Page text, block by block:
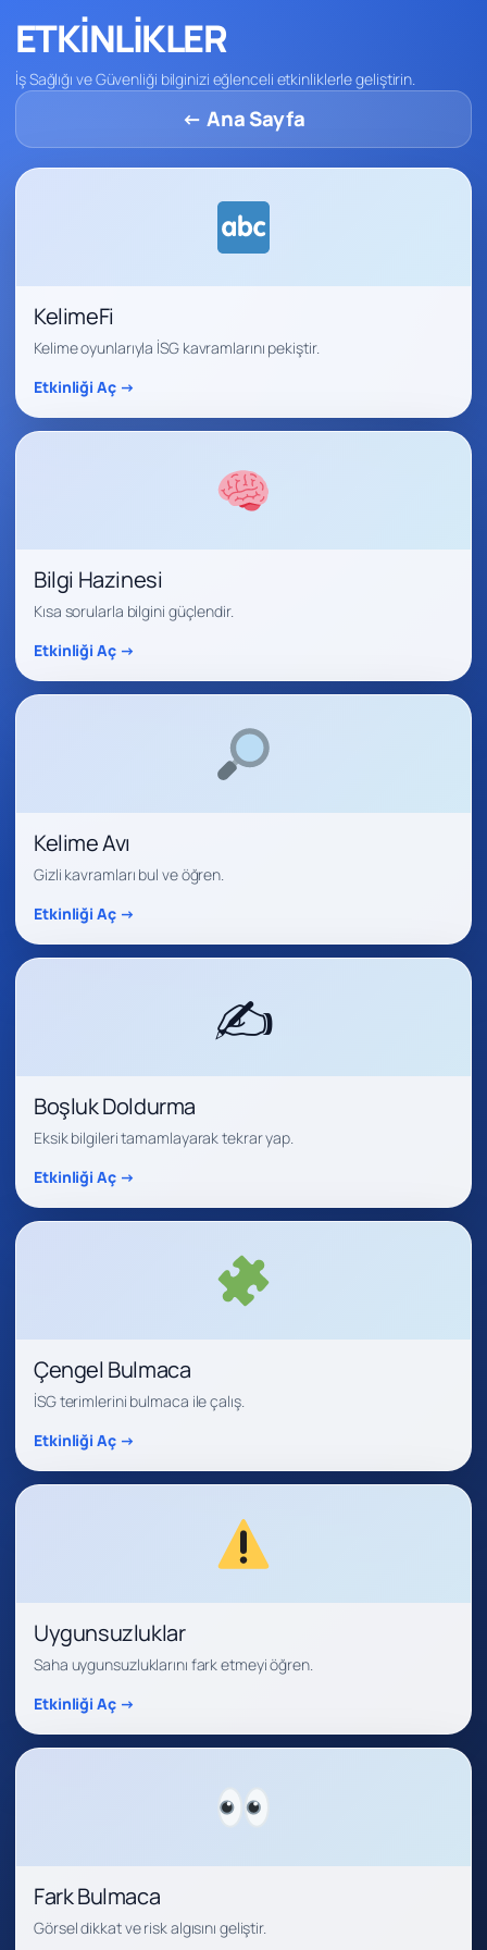
ETKİNLİKLER
İş Sağlığı ve Güvenliği bilginizi eğlenceli etkinliklerle geliştirin.
← Ana Sayfa
KelimeFi
Kelime oyunlarıyla İSG kavramlarını pekiştir.
Etkinliği Aç →
Bilgi Hazinesi
Kısa sorularla bilgini güçlendir.
Etkinliği Aç →
Kelime Avı
Gizli kavramları bul ve öğren.
Etkinliği Aç →
✍️
Boşluk Doldurma
Eksik bilgileri tamamlayarak tekrar yap.
Etkinliği Aç →
Çengel Bulmaca
İSG terimlerini bulmaca ile çalış.
Etkinliği Aç →
Uygunsuzluklar
Saha uygunsuzluklarını fark etmeyi öğren.
Etkinliği Aç →
Fark Bulmaca
Görsel dikkat ve risk algısını geliştir.